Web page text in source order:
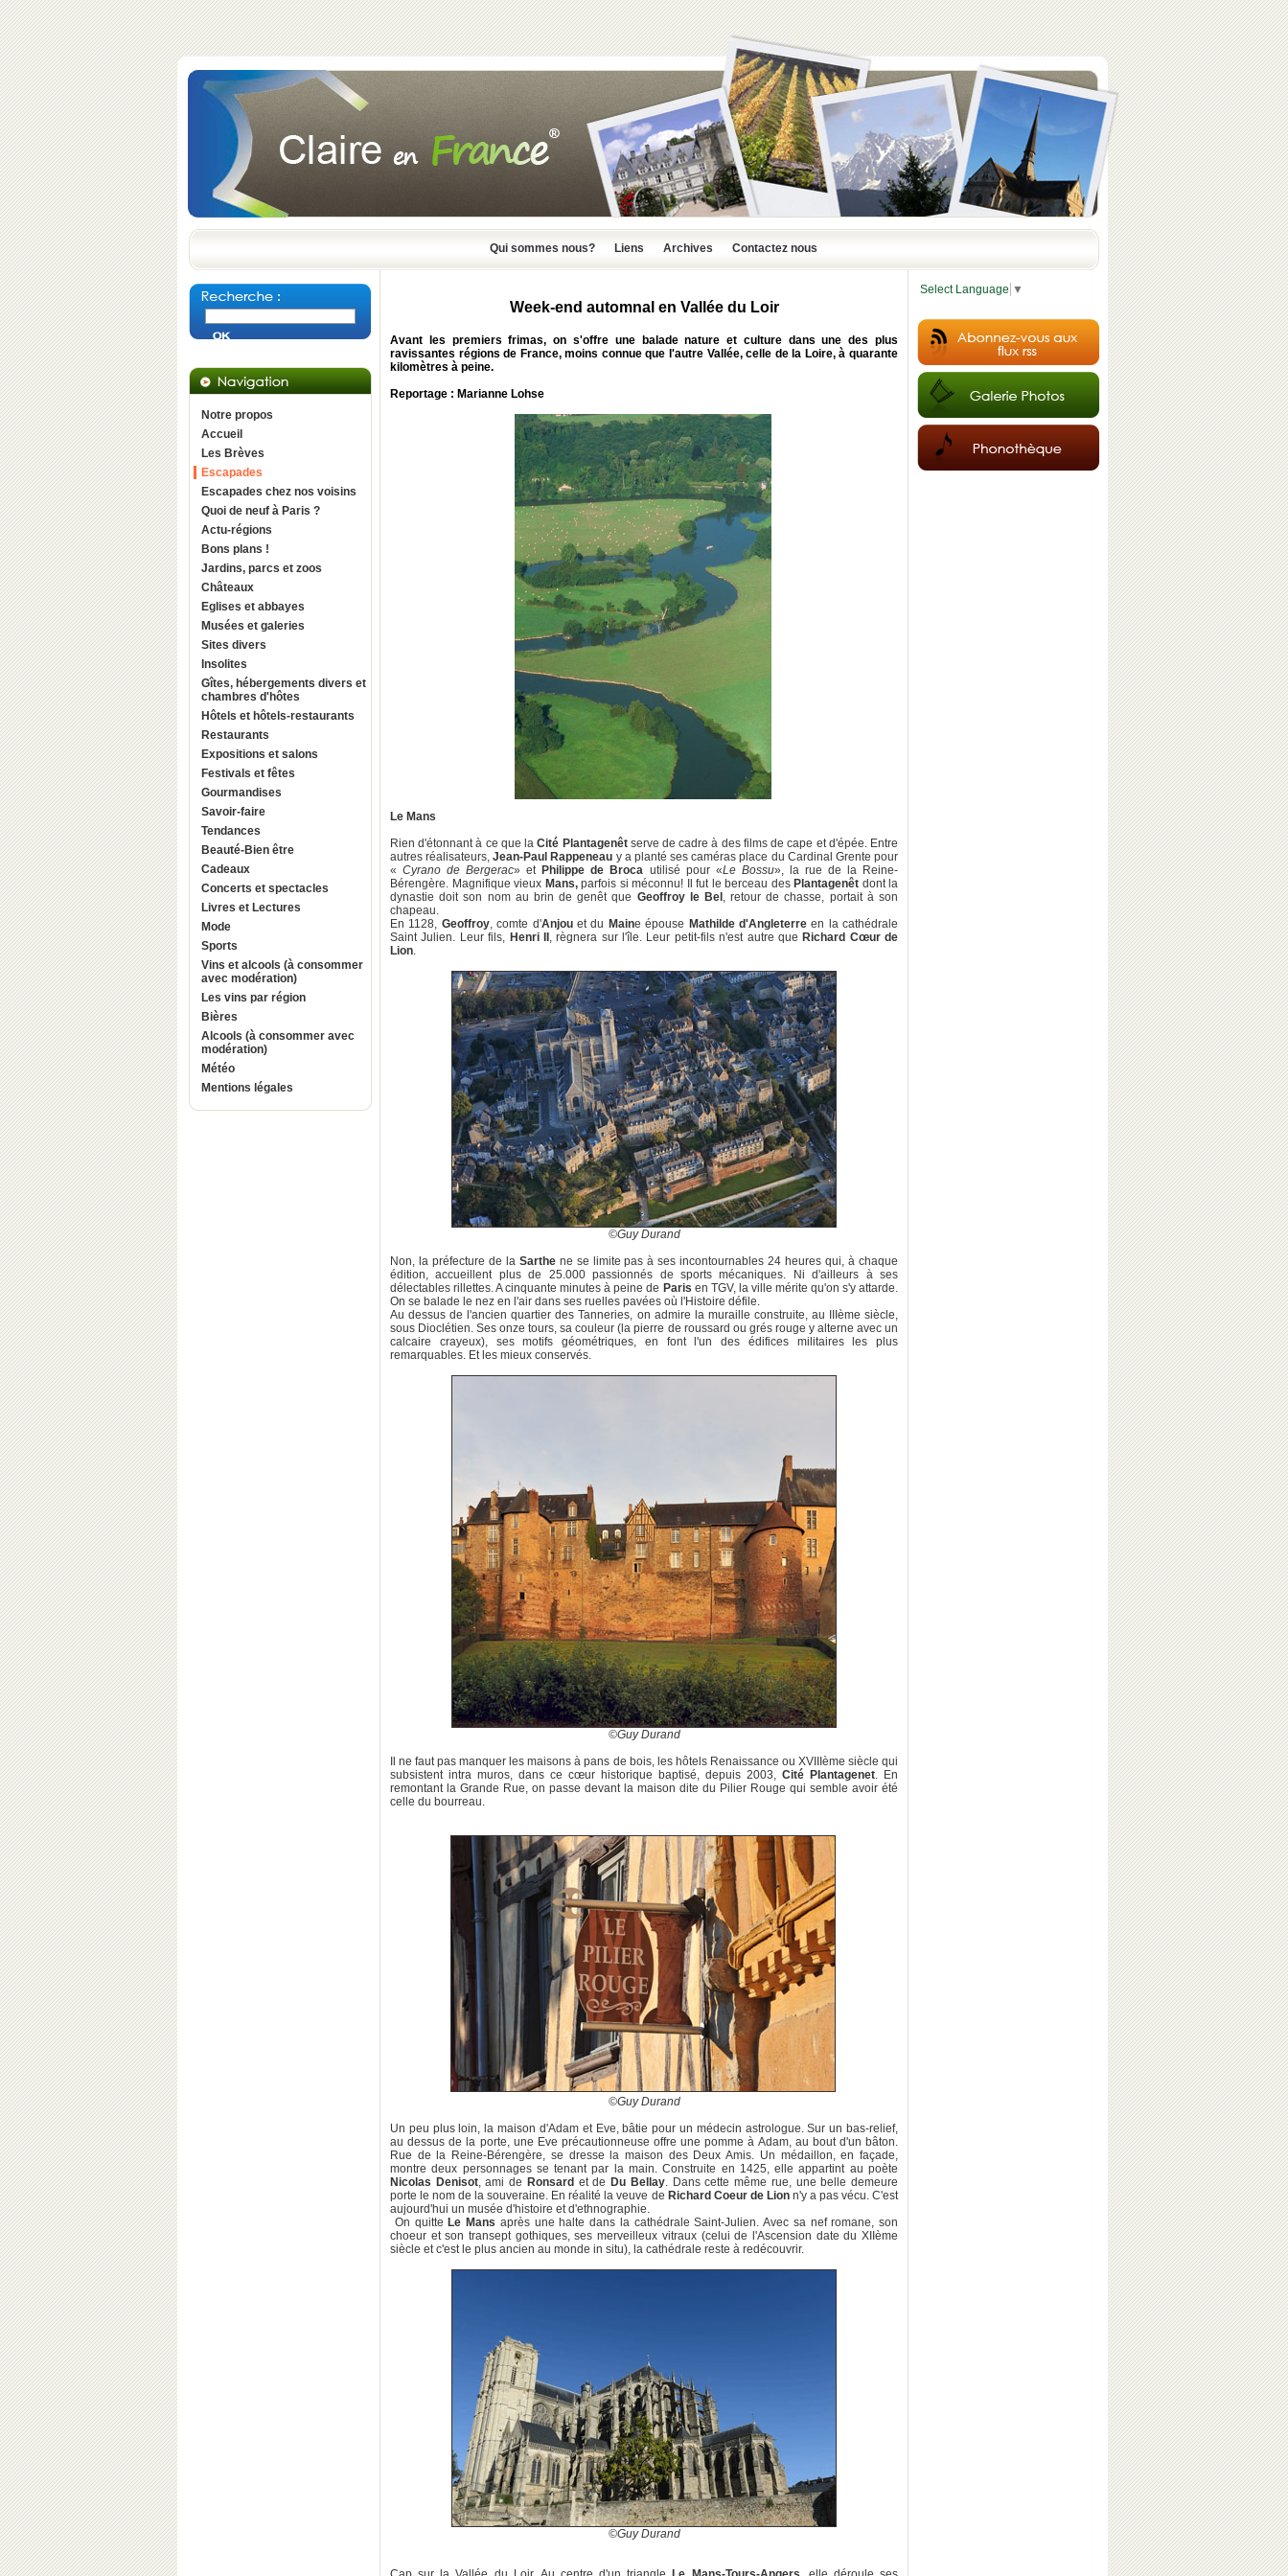
Qui sommes nous? Liens Archives Contactez nous
Notre propos
Accueil
Les Brèves
Escapades
Escapades chez nos voisins
Quoi de neuf à Paris ?
Actu-régions
Bons plans !
Jardins, parcs et zoos
Châteaux
Eglises et abbayes
Musées et galeries
Sites divers
Insolites
Gîtes, hébergements divers et
chambres d'hôtes
Hôtels et hôtels-restaurants
Restaurants
Expositions et salons
Festivals et fêtes
Gourmandises
Savoir-faire
Tendances
Beauté-Bien être
Cadeaux
Concerts et spectacles
Livres et Lectures
Mode
Sports
Vins et alcools (à consommer
avec modération)
Les vins par région
Bières
Alcools (à consommer avec
modération)
Météo
Mentions légales
Week-end automnal en Vallée du Loir
Avant les premiers frimas, on s'offre une balade nature et culture dans une des plus
ravissantes régions de France, moins connue que l'autre Vallée, celle de la Loire, à quarante
kilomètres à peine.
Reportage : Marianne Lohse
Le Mans
Rien d'étonnant à ce que laCité Plantagenêtserve de cadre à des films de cape et d'épée. Entre
autres réalisateurs,Jean-Paul Rappeneau y a planté ses caméras place du Cardinal Grente pour
«Cyrano de Bergerac» et Philippe de Broca utilisé pour «Le Bossu», la rue de la Reine-
Bérengère. Magnifique vieux Mans,parfois si méconnu! Il fut le berceau des Plantagenêt dont la
dynastie doit son nom au brin de genêt que Geoffroy le Bel , retour de chasse, portait à son
chapeau.
En 1128, Geoffroy, comte d'Anjouet du Maine épouse Mathilde d'Angleterreen la cathédrale
Saint Julien. Leur fils, Henri II , règnera sur l'île. Leur petit-fils n'est autre que Richard Cœur de
Lion.
©Guy Durand
Non, la préfecture de la Sarthene se limite pas à ses incontournables 24 heures qui, à chaque
édition, accueillent plus de 25.000 passionnés de sports mécaniques. Ni d'ailleurs à ses
délectables rillettes. A cinquante minutes à peine de Paris en TGV, la ville mérite qu'on s'y attarde.
On se balade le nez en l'air dans ses ruelles pavées où l'Histoire défile.
Au dessus de l'ancien quartier des Tanneries, on admire la muraille construite, au IIIème siècle,
sous Dioclétien. Ses onze tours, sa couleur (la pierre de roussard ou grés rouge y alterne avec un
calcaire crayeux), ses motifs géométriques, en font l'un des édifices militaires les plus
remarquables. Et les mieux conservés.
©Guy Durand
Il ne faut pas manquer les maisons à pans de bois, les hôtels Renaissance ou XVIIIème siècle qui
subsistent intra muros, dans ce cœur historique baptisé, depuis 2003, Cité Plantagenet. En
remontant la Grande Rue, on passe devant la maison dite du Pilier Rouge qui semble avoir été
celle du bourreau.
©Guy Durand
Un peu plus loin, la maison d'Adam et Eve, bâtie pour un médecin astrologue. Sur un bas-relief,
au dessus de la porte, une Eve précautionneuse offre une pomme à Adam, au bout d'un bâton.
Rue de la Reine-Bérengère, se dresse la maison des Deux Amis. Un médaillon, en façade,
montre deux personnages se tenant par la main. Construite en 1425, elle appartint au poète
Nicolas Denisot, ami de Ronsard et de Du Bellay. Dans cette même rue, une belle demeure
porte le nom de la souveraine. En réalité la veuve de Richard Coeur de Lionn'y a pas vécu. C'est
aujourd'hui un musée d'histoire et d'ethnographie.
On quitte Le Mans après une halte dans la cathédrale Saint-Julien. Avec sa nef romane, son
choeur et son transept gothiques, ses merveilleux vitraux (celui de l'Ascension date du XIIème
siècle et c'est le plus ancien au monde in situ), la cathédrale reste à redécouvrir.
©Guy Durand
Select Language ▼